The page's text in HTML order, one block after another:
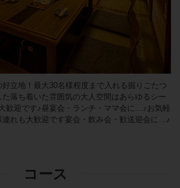
立地！最大30名様程度まで入れる掘りごたつ
落ち着いた雰囲気の大人空間はあらゆるシー
歓迎です♪昼宴会・ランチ・ママ会に…♪お気軽
連れも大歓迎です宴会・飲み会・歓送迎会に…♪
コース